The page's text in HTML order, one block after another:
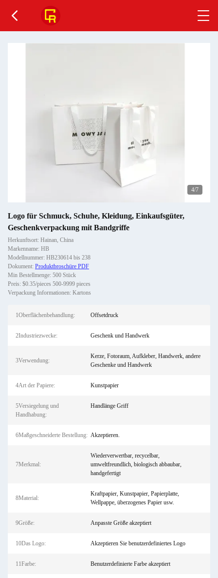
4/7
Logo für Schmuck, Schuhe, Kleidung, Einkaufsgüter,
Geschenkverpackung mit Bandgriffe
Herkunftsort: Hainan, China
Markenname: HB
Modellnummer: HB230614 bis 238
Dokument: Produktbroschüre PDF
Min Bestellmenge: 500 Stück
Preis: $0.35/pieces 500-9999 pieces
Verpackung Informationen: Kartons
1Oberflächenbehandlung: Offsetdruck
2Industriezwecke: Geschenk und Handwerk
3Verwendung:
Kerze, Fotoraum, Aufkleber, Handwerk, andere
Geschenke und Handwerk
4Art der Papiere: Kunstpapier
5Versiegelung und
Handhabung:
Handlänge Griff
6Maßgeschneiderte Bestellung: Akzeptieren.
7Merkmal:
Wiederverwertbar, recycelbar,
umweltfreundlich, biologisch abbaubar,
handgefertigt
8Material:
Kraftpapier, Kunstpapier, Papierplatte,
Wellpappe, überzogenes Papier usw.
9Größe: Anpasste Größe akzeptiert
10Das Logo: Akzeptieren Sie benutzerdefiniertes Logo
11Farbe: Benutzerdefinierte Farbe akzeptiert